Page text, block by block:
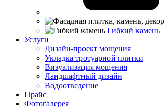
Гибкий камень
Услуги
Дизайн-проект мощения
Укладка тротуарной плитки
Визуализация мощения
Ландшафтный дизайн
Водоотведение
Прайс
Фотогалерея